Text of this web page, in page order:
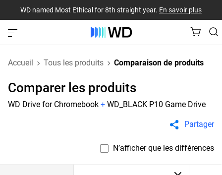
WD named Most Ethical for 8th straight year. En savoir plus
Accueil Tous les produits Comparaison de produits
Comparer les produits
WD Drive for Chromebook + WD_BLACK P10 Game Drive
Partager
N’afficher que les différences